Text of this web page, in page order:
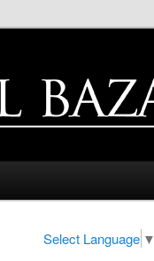
Select Language ▼